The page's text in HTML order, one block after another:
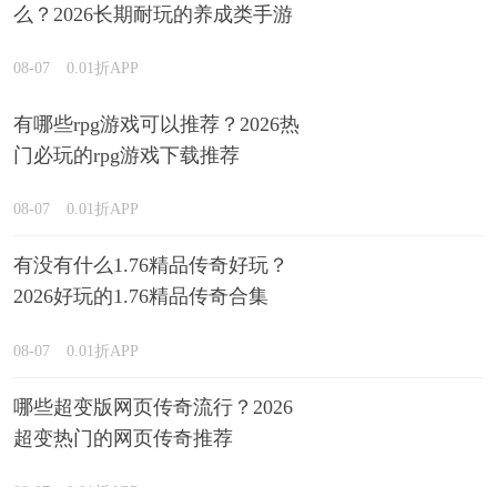
么？2026长期耐玩的养成类手游
08-07 0.01折APP
有哪些rpg游戏可以推荐？2026热
门必玩的rpg游戏下载推荐
08-07 0.01折APP
有没有什么1.76精品传奇好玩？
2026好玩的1.76精品传奇合集
08-07 0.01折APP
哪些超变版网页传奇流行？2026
超变热门的网页传奇推荐